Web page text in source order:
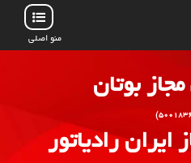
منو اصلی
بوتان
رادیاتور